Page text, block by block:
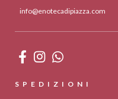
info@enotecadipiazza.com
SPEDIZIONI